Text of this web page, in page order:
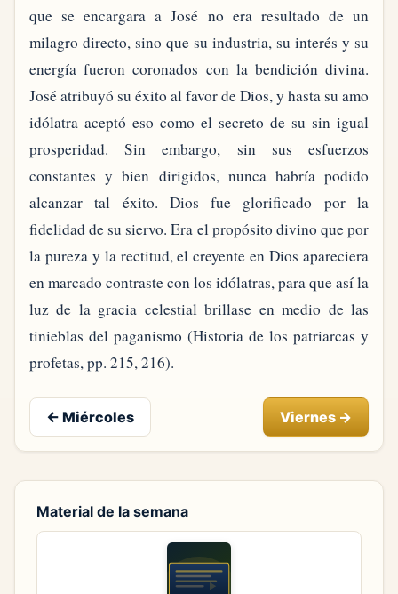
que se encargara a José no era resultado de un
milagro directo, sino que su industria, su interés y su
energía fueron coronados con la bendición divina.
José atribuyó su éxito al favor de Dios, y hasta su amo
idólatra aceptó eso como el secreto de su sin igual
prosperidad. Sin embargo, sin sus esfuerzos
constantes y bien dirigidos, nunca habría podido
alcanzar tal éxito. Dios fue glorificado por la
fidelidad de su siervo. Era el propósito divino que por
la pureza y la rectitud, el creyente en Dios apareciera
en marcado contraste con los idólatras, para que así la
luz de la gracia celestial brillase en medio de las
tinieblas del paganismo (Historia de los patriarcas y
profetas, pp. 215, 216).
← Miércoles Viernes →
Material de la semana